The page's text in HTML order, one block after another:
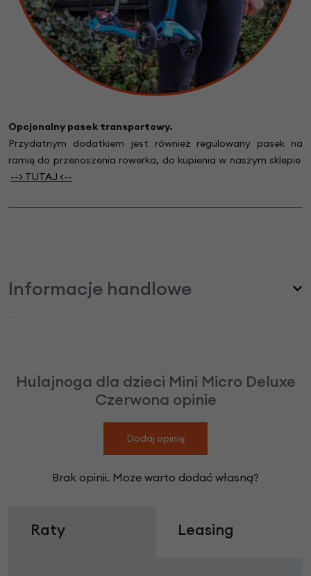
Opcjonalny pasek transportowy.
Przydatnym dodatkiem jest również regulowany pasek na
ramię do przenoszenia rowerka, do kupienia w naszym sklepie
--> TUTAJ <--
Informacje handlowe
Hulajnoga dla dzieci Mini Micro Deluxe
Czerwona opinie
Dodaj opinię
Brak opinii. Może warto dodać własną?
Raty Leasing